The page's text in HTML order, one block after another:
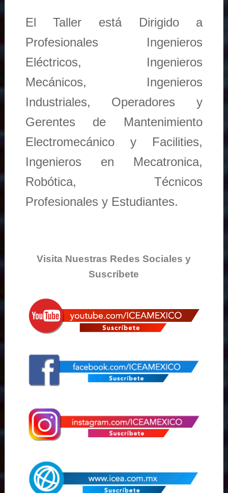
El Taller está Dirigido a
Profesionales Ingenieros
Eléctricos, Ingenieros
Mecánicos, Ingenieros
Industriales, Operadores y
Gerentes de Mantenimiento
Electromecánico y Facilities,
Ingenieros en Mecatronica,
Robótica, Técnicos
Profesionales y Estudiantes.
Visita Nuestras Redes Sociales y
Suscríbete